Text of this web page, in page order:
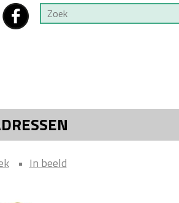
In beeld